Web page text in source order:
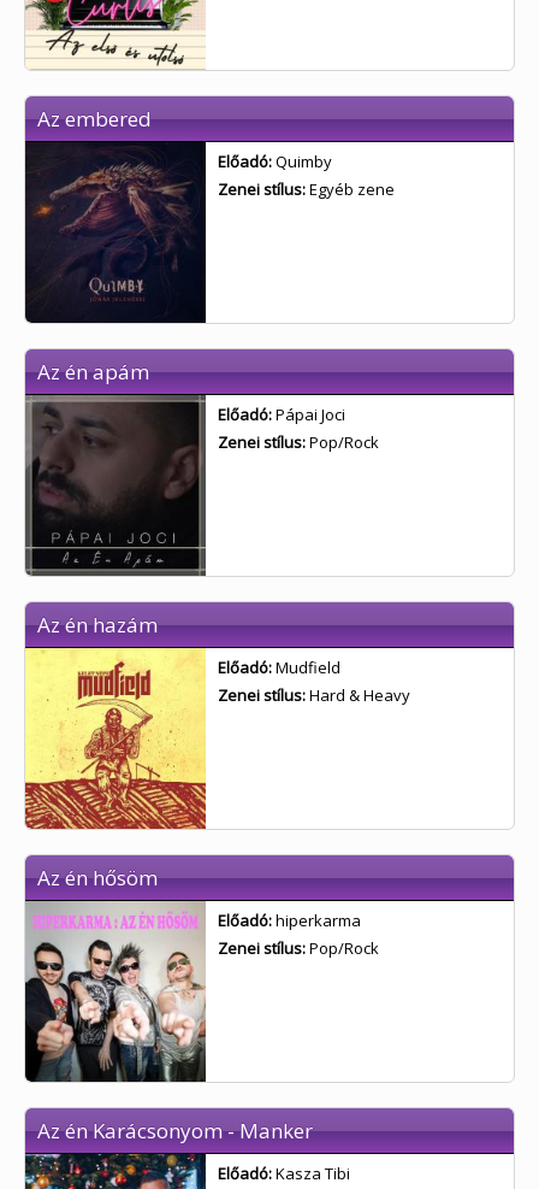
Az embered
Előadó:Quimby
Zenei stílus:Egyéb zene
Az én apám
Előadó:Pápai Joci
Zenei stílus:Pop/Rock
Az én hazám
Előadó:Mudfield
Zenei stílus:Hard & Heavy
Az én hősöm
Előadó:hiperkarma
Zenei stílus:Pop/Rock
Az én Karácsonyom - Manker
Előadó:Kasza Tibi